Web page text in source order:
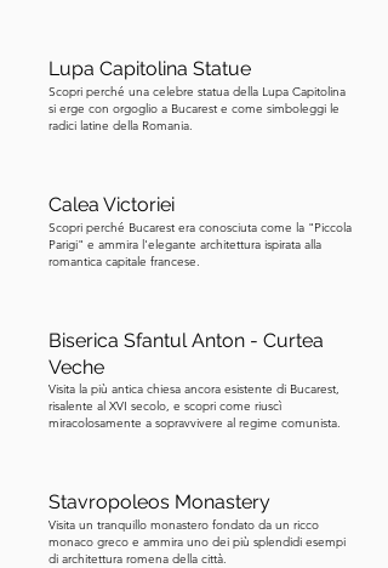
Lupa Capitolina Statue
Scopri perché una celebre statua della Lupa Capitolina
si erge con orgoglio a Bucarest e come simboleggi le
radici latine della Romania.
Calea Victoriei
Scopri perché Bucarest era conosciuta come la "Piccola
Parigi" e ammira l'elegante architettura ispirata alla
romantica capitale francese.
Biserica Sfantul Anton - Curtea
Veche
Visita la più antica chiesa ancora esistente di Bucarest,
risalente al XVI secolo, e scopri come riuscì
miracolosamente a sopravvivere al regime comunista.
Stavropoleos Monastery
Visita un tranquillo monastero fondato da un ricco
monaco greco e ammira uno dei più splendidi esempi
di architettura romena della città.